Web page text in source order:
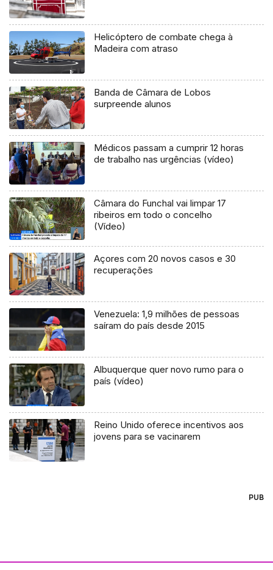
Helicóptero de combate chega à
Madeira com atraso
Banda de Câmara de Lobos
surpreende alunos
Médicos passam a cumprir 12 horas
de trabalho nas urgências (vídeo)
Câmara do Funchal vai limpar 17
ribeiros em todo o concelho
(Vídeo)
Açores com 20 novos casos e 30
recuperações
Venezuela: 1,9 milhões de pessoas
saíram do país desde 2015
Albuquerque quer novo rumo para o
país (vídeo)
Reino Unido oferece incentivos aos
jovens para se vacinarem
PUB